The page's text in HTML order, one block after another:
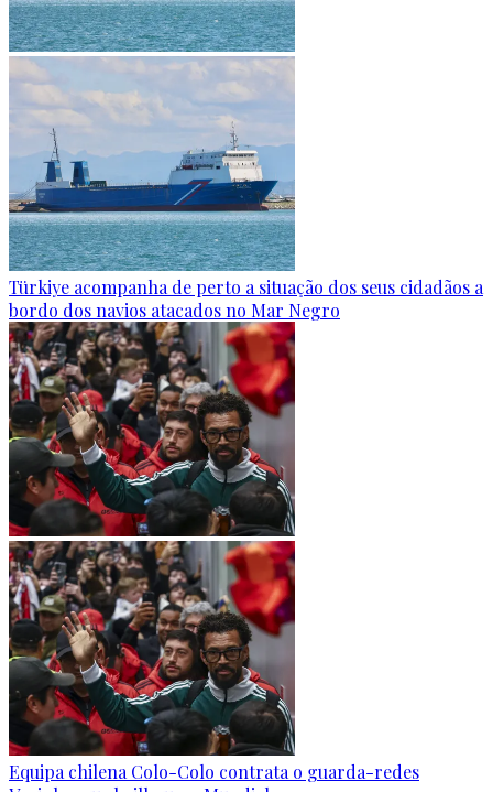
Türkiye acompanha de perto a situação dos seus cidadãos a
bordo dos navios atacados no Mar Negro
Equipa chilena Colo-Colo contrata o guarda-redes